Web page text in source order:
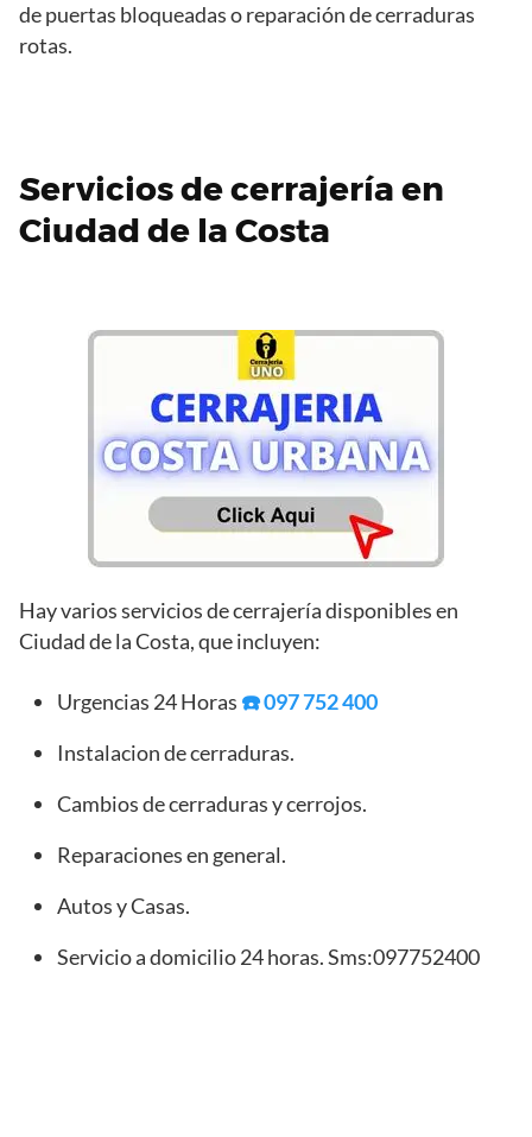
de puertas bloqueadas o reparación de cerraduras
rotas.
Servicios de cerrajería en
Ciudad de la Costa
Hay varios servicios de cerrajería disponibles en
Ciudad de la Costa, que incluyen:
Urgencias 24 Horas ☎️ 097 752 400
Instalacion de cerraduras.
Cambios de cerraduras y cerrojos.
Reparaciones en general.
Autos y Casas.
Servicio a domicilio 24 horas. Sms:097752400